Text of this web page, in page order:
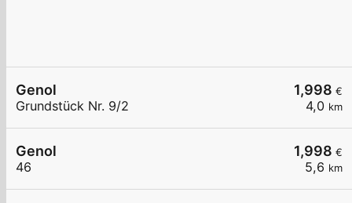
1,998 €
4,0 km
Genol
Grundstück Nr. 9/2
1,998 €
5,6 km
Genol
46